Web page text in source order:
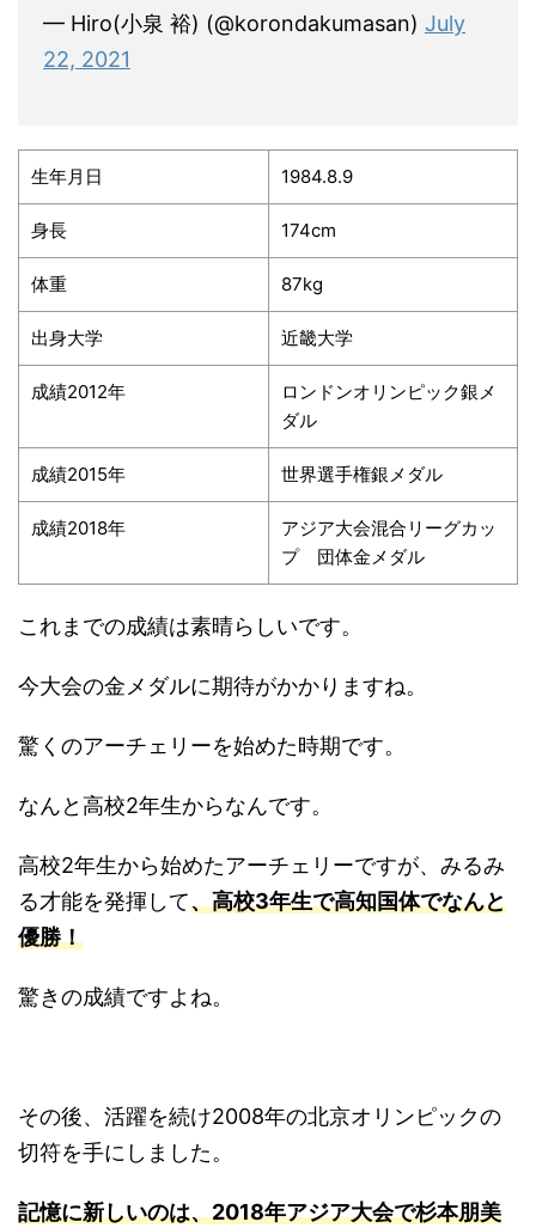
— Hiro(小泉 裕) (@korondakumasan) July
22, 2021
生年月日 1984.8.9
身長 174cm
体重 87kg
出身大学 近畿大学
成績2012年
ロンドンオリンピック銀メ
ダル
成績2015年 世界選手権銀メダル
成績2018年
アジア大会混合リーグカッ
プ 団体金メダル
これまでの成績は素晴らしいです。
今大会の金メダルに期待がかかりますね。
驚くのアーチェリーを始めた時期です。
なんと高校2年生からなんです。
高校2年生から始めたアーチェリーですが、みるみ
る才能を発揮して、高校3年生で高知国体でなんと
優勝！
驚きの成績ですよね。
その後、活躍を続け2008年の北京オリンピックの
切符を手にしました。
記憶に新しいのは、2018年アジア大会で杉本朋美